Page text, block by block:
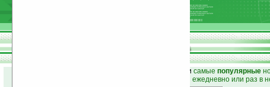
25
и самые популярные
на email ежедневно или раз в